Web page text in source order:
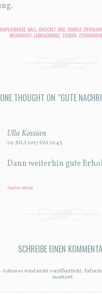
, BALL CHUCKIT, DOG DOODLE,
KRANKHEIT, LABRADOODLE ZECKEN
ONE THOUGHT ON “GUTE
Ulla Kossian
29. JULI 2017 UM 19:43
Dann weiterhin gute
Antworten
SCHREIBE EINEN
Adresse wird nicht veröffentlicht.
markiert